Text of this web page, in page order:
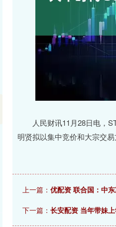
人民财讯11月28日电，ST
明贤拟以集中竞价和大宗交
上一篇： 优配资 联合国：中
下一篇： 长安配资 当年带妹